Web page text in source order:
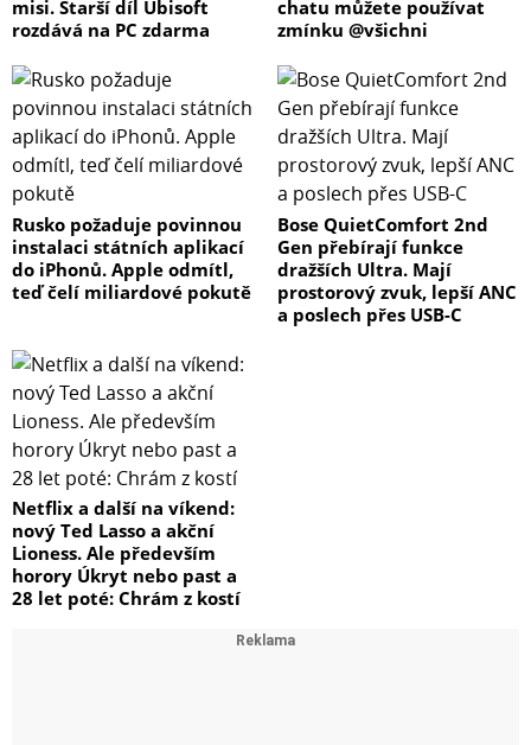
misi. Starší díl Ubisoft
rozdává na PC zdarma
chatu můžete používat
zmínku @všichni
Rusko požaduje povinnou
instalaci státních aplikací
do iPhonů. Apple odmítl,
teď čelí miliardové pokutě
Bose QuietComfort 2nd
Gen přebírají funkce
dražších Ultra. Mají
prostorový zvuk, lepší ANC
a poslech přes USB-C
Netflix a další na víkend:
nový Ted Lasso a akční
Lioness. Ale především
horory Úkryt nebo past a
28 let poté: Chrám z kostí